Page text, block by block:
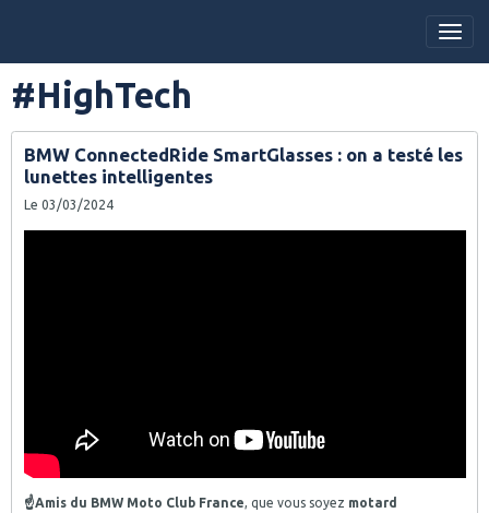
#HighTech
BMW ConnectedRide SmartGlasses : on a testé les
lunettes intelligentes
Le 03/03/2024
☝️Amis du BMW Moto Club France, que vous soyez motard